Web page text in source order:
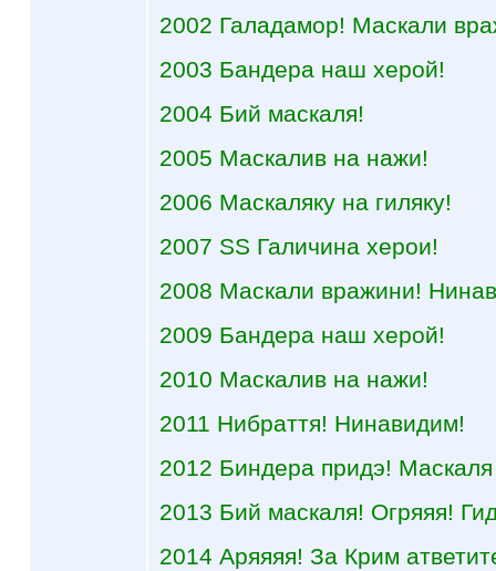
2002 Галадамор! Маскали
2003 Бандера наш херой!
2004 Бий маскаля!
2005 Маскалив на нажи!
2006 Маскаляку на гиляку!
2007 SS Галичина херои!
2008 Маскали вражини!
2009 Бандера наш херой!
2010 Маскалив на нажи!
2011 Нибраття! Нинавидим!
2012 Биндера придэ!
2013 Бий маскаля! Огряяя!
2014 Аряяяя! За Крим